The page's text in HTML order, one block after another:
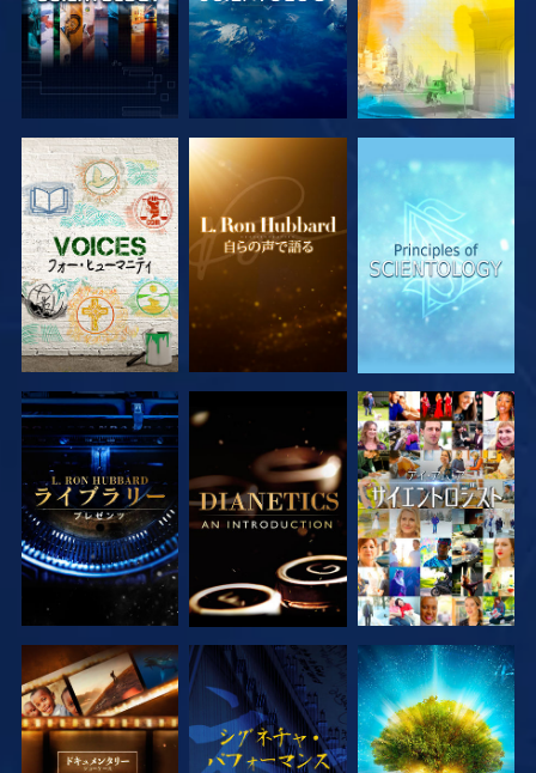
シリーズを探求 シリーズを探求 シリーズを探求
シリーズを探求 シリーズを探求 観る
シリーズを探求 観る シリーズを探求